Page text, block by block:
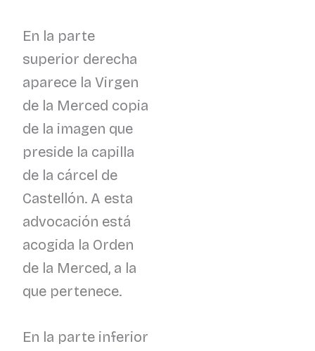
En la parte
superior derecha
aparece la Virgen
de la Merced copia
de la imagen que
preside la capilla
de la cárcel de
Castellón. A esta
advocación está
acogida la Orden
de la Merced, a la
que pertenece.
En la parte inferior